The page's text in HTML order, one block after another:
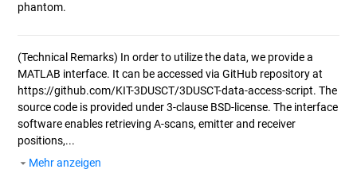
(Technical Remarks) In order to utilize the data, we provide a
MATLAB interface. It can be accessed via GitHub repository at
https://github.com/KIT-3DUSCT/3DUSCT-data-access-script. The
source code is provided under 3-clause BSD-license. The interface
software enables retrieving A-scans, emitter and receiver
positions,...
Mehr anzeigen